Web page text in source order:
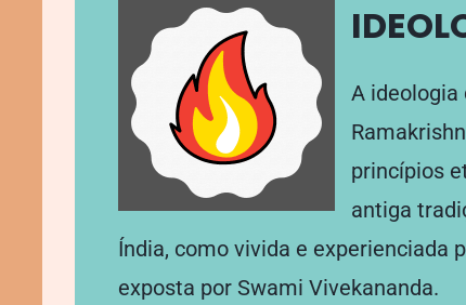
A ideologia
princípios
antiga
Índia, como vivida e experienciada
exposta por Swami Vivekananda.